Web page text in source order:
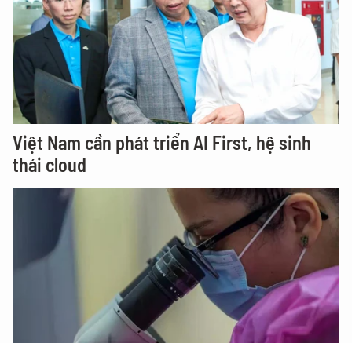
Việt Nam cần phát triển AI First, hệ sinh
thái cloud